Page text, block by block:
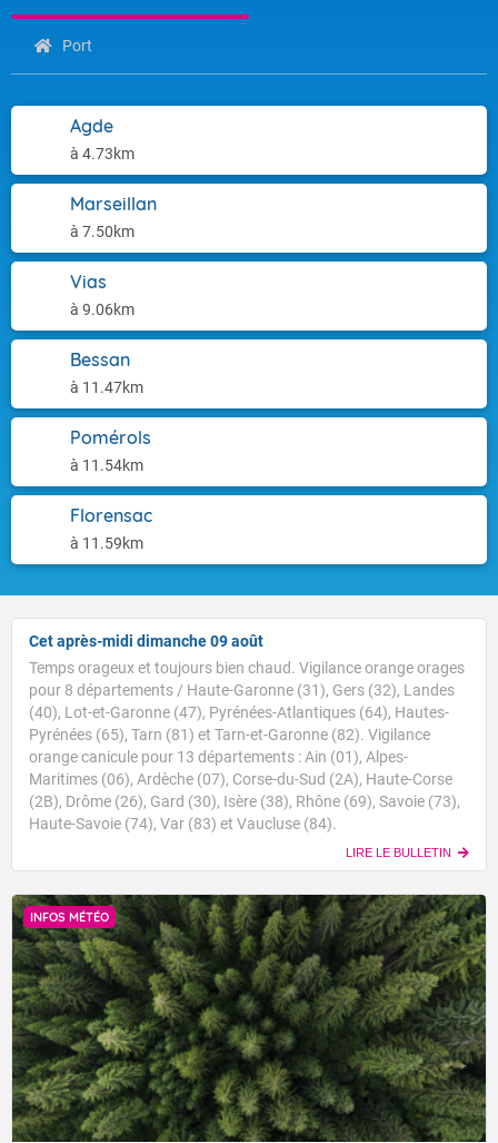
Port
Agde
à 4.73km
Marseillan
à 7.50km
Vias
à 9.06km
Bessan
à 11.47km
Pomérols
à 11.54km
Florensac
à 11.59km
Cet après-midi dimanche 09 août
Temps orageux et toujours bien chaud. Vigilance orange orages
pour 8 départements / Haute-Garonne (31), Gers (32), Landes
(40), Lot-et-Garonne (47), Pyrénées-Atlantiques (64), Hautes-
Pyrénées (65), Tarn (81) et Tarn-et-Garonne (82). Vigilance
orange canicule pour 13 départements : Ain (01), Alpes-
Maritimes (06), Ardèche (07), Corse-du-Sud (2A), Haute-Corse
(2B), Drôme (26), Gard (30), Isère (38), Rhône (69), Savoie (73),
Haute-Savoie (74), Var (83) et Vaucluse (84).
LIRE LE BULLETIN
INFOS MÉTÉO